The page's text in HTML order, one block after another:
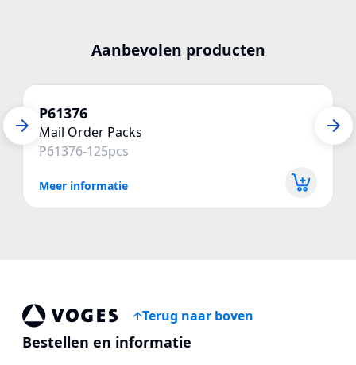
Aanbevolen producten
P61376
Mail Order Packs
P61376-125pcs
Meer informatie
Vogespackaging
Terug naar boven
Bestellen en informatie